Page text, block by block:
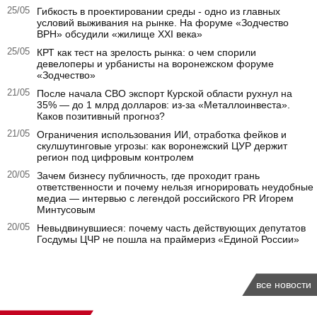
25/05
Гибкость в проектировании среды - одно из главных
условий выживания на рынке. На форуме «Зодчество
ВРН» обсудили «жилище XXI века»
25/05
КРТ как тест на зрелость рынка: о чем спорили
девелоперы и урбанисты на воронежском форуме
«Зодчество»
21/05
После начала СВО экспорт Курской области рухнул на
35% — до 1 млрд долларов: из-за «Металлоинвеста».
Каков позитивный прогноз?
21/05
Ограничения использования ИИ, отработка фейков и
скулшутинговые угрозы: как воронежский ЦУР держит
регион под цифровым контролем
20/05
Зачем бизнесу публичность, где проходит грань
ответственности и почему нельзя игнорировать неудобные
медиа — интервью с легендой российского PR Игорем
Минтусовым
20/05
Невыдвинувшиеся: почему часть действующих депутатов
Госдумы ЦЧР не пошла на праймериз «Единой России»
все новости